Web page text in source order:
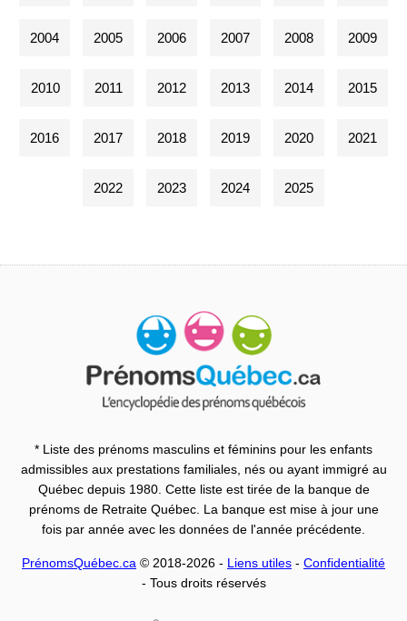
2004 2005 2006 2007 2008 2009
2010 2011 2012 2013 2014 2015
2016 2017 2018 2019 2020 2021
2022 2023 2024 2025
* Liste des prénoms masculins et féminins pour les enfants
admissibles aux prestations familiales, nés ou ayant immigré au
Québec depuis 1980. Cette liste est tirée de la banque de
prénoms de Retraite Québec. La banque est mise à jour une
fois par année avec les données de l'année précédente.
PrénomsQuébec.ca © 2018-2026 - Liens utiles - Confidentialité
- Tous droits réservés